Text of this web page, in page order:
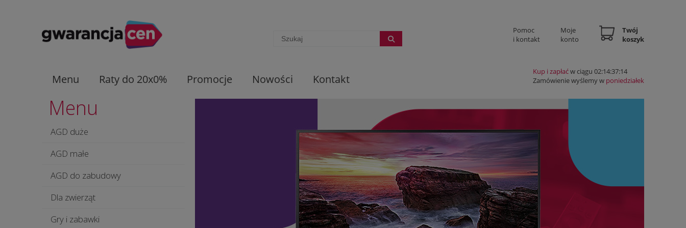
Pomoc
i kontakt
Moje
konto
Twój
koszyk
Menu Raty do 20x0% Promocje Nowości Kontakt
Kup i zapłaćw ciągu 02:14:37:14
Zamówienie wyślemy w poniedziałek
Menu
AGD duże
AGD małe
AGD do zabudowy
Dla zwierząt
Gry i zabawki